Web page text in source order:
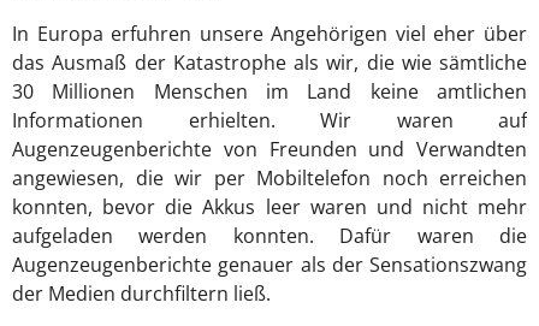
In Europa erfuhren unsere Angehörigen viel eher über
das Ausmaß der Katastrophe als wir, die wie sämtliche
30 Millionen Menschen im Land keine amtlichen
Informationen erhielten. Wir waren auf
Augenzeugenberichte von Freunden und Verwandten
angewiesen, die wir per Mobiltelefon noch erreichen
konnten, bevor die Akkus leer waren und nicht mehr
aufgeladen werden konnten. Dafür waren die
Augenzeugenberichte genauer als der Sensationszwang
der Medien durchfiltern ließ.